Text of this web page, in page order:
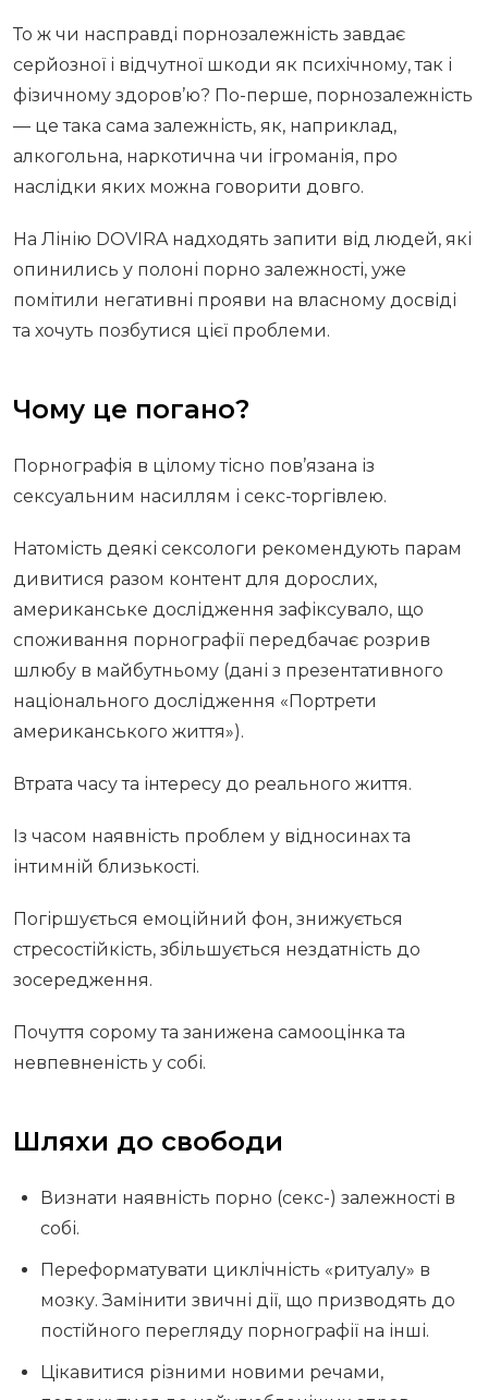
То ж чи насправді порнозалежність завдає
серйозної і відчутної шкоди як психічному, так і
фізичному здоров’ю? По-перше, порнозалежність
— це така сама залежність, як, наприклад,
алкогольна, наркотична чи ігроманія, про
наслідки яких можна говорити довго.
На Лінію DOVIRA надходять запити від людей, які
опинились у полоні порно залежності, уже
помітили негативні прояви на власному досвіді
та хочуть позбутися цієї проблеми.
Чому це погано?
Порнографія в цілому тісно пов’язана із
сексуальним насиллям і секс-торгівлею.
Натомість деякі сексологи рекомендують парам
дивитися разом контент для дорослих,
американське дослідження зафіксувало, що
споживання порнографії передбачає розрив
шлюбу в майбутньому (дані з презентативного
національного дослідження «Портрети
американського життя»).
Втрата часу та інтересу до реального життя.
Із часом наявність проблем у відносинах та
інтимній близькості.
Погіршується емоційний фон, знижується
стресостійкість, збільшується нездатність до
зосередження.
Почуття сорому та занижена самооцінка та
невпевненість у собі.
Шляхи до свободи
Визнати наявність порно (секс-) залежності в
собі.
Переформатувати циклічність «ритуалу» в
мозку. Замінити звичні дії, що призводять до
постійного перегляду порнографії на інші.
Цікавитися різними новими речами,